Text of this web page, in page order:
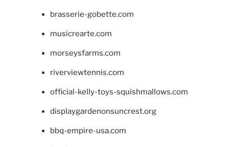
brasserie-gobette.com
musicrearte.com
morseysfarms.com
riverviewtennis.com
official-kelly-toys-squishmallows.com
displaygardenonsuncrest.org
bbq-empire-usa.com